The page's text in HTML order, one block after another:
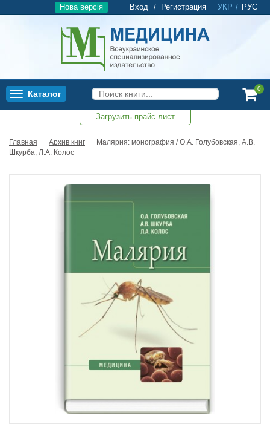
УКР / РУС
Вход / Регистрация
Нова версія
Toggle
Каталог
0
Загрузить прайс-лист
Главная Архив книг
Малярия: монография / О.А. Голубовская, А.В.
Шкурба, Л.А. Колос